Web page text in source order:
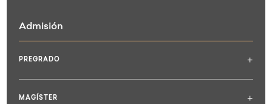
Admisión
PREGRADO +
MAGÍSTER +